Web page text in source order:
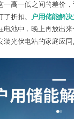
一高一低之间的差价
了折扣。
户用储能解
电池中，晚上再放出
装光伏电站的家庭应同